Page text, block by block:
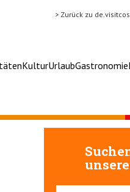
> Zurück zu
KulturUrlaubGastronomie